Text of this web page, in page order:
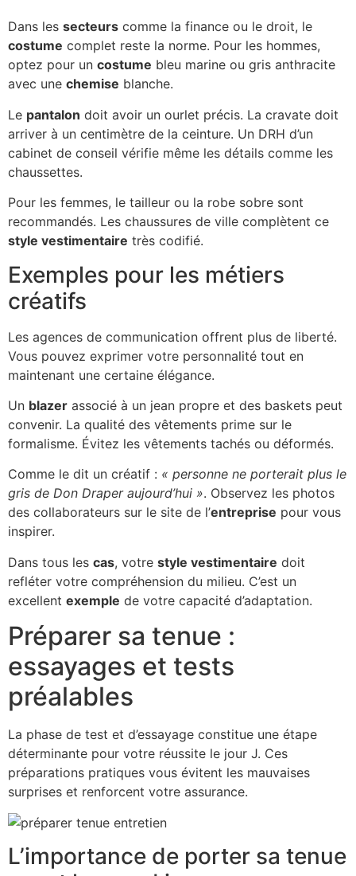
Dans les secteurs comme la finance ou le droit, le
costume complet reste la norme. Pour les hommes,
optez pour un costume bleu marine ou gris anthracite
avec une chemise blanche.
Le pantalon doit avoir un ourlet précis. La cravate doit
arriver à un centimètre de la ceinture. Un DRH d’un
cabinet de conseil vérifie même les détails comme les
chaussettes.
Pour les femmes, le tailleur ou la robe sobre sont
recommandés. Les chaussures de ville complètent ce
style vestimentaire très codifié.
Exemples pour les métiers
créatifs
Les agences de communication offrent plus de liberté.
Vous pouvez exprimer votre personnalité tout en
maintenant une certaine élégance.
Un blazer associé à un jean propre et des baskets peut
convenir. La qualité des vêtements prime sur le
formalisme. Évitez les vêtements tachés ou déformés.
Comme le dit un créatif : « personne ne porterait plus le
gris de Don Draper aujourd’hui ». Observez les photos
des collaborateurs sur le site de l’entreprise pour vous
inspirer.
Dans tous les cas, votre style vestimentaire doit
refléter votre compréhension du milieu. C’est un
excellent exemple de votre capacité d’adaptation.
Préparer sa tenue :
essayages et tests
préalables
La phase de test et d’essayage constitue une étape
déterminante pour votre réussite le jour J. Ces
préparations pratiques vous évitent les mauvaises
surprises et renforcent votre assurance.
L’importance de porter sa tenue